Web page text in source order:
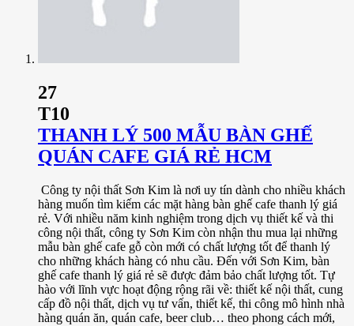
27
T10
THANH LÝ 500 MẪU BÀN GHẾ
QUÁN CAFE GIÁ RẺ HCM
Công ty nội thất Sơn Kim là nơi uy tín dành cho nhiều khách
hàng muốn tìm kiếm các mặt hàng bàn ghế cafe thanh lý giá
rẻ. Với nhiều năm kinh nghiệm trong dịch vụ thiết kế và thi
công nội thất, công ty Sơn Kim còn nhận thu mua lại những
mẫu bàn ghế cafe gỗ còn mới có chất lượng tốt để thanh lý
cho những khách hàng có nhu cầu. Đến với Sơn Kim, bàn
ghế cafe thanh lý giá rẻ sẽ được đảm bảo chất lượng tốt. Tự
hào với lĩnh vực hoạt động rộng rãi về: thiết kế nội thất, cung
cấp đồ nội thất, dịch vụ tư vấn, thiết kế, thi công mô hình nhà
hàng quán ăn, quán cafe, beer club… theo phong cách mới,